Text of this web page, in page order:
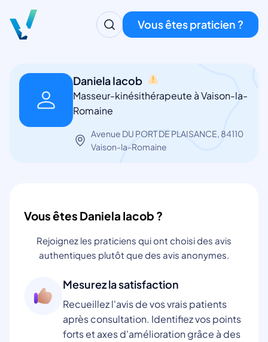
Vous êtes praticien ?
Daniela Iacob
Masseur-kinésithérapeute à Vaison-la-
Romaine
Avenue DU PORT DE PLAISANCE, 84110
Vaison-la-Romaine
Vous êtes Daniela Iacob ?
Rejoignez les praticiens qui ont choisi des avis
authentiques plutôt que des avis anonymes.
Mesurez la satisfaction
Recueillez l'avis de vos vrais patients
après consultation. Identifiez vos points
forts et axes d'amélioration grâce à des